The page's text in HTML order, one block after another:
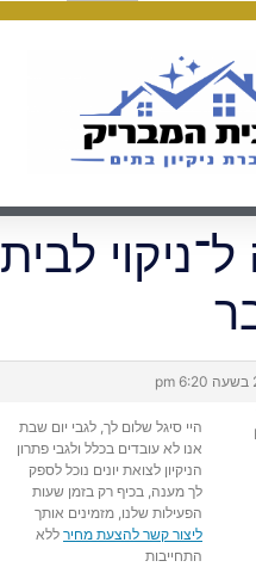
היי סיגל שלום לך, לגבי יום שבת
אנו לא עובדים בכלל ולגבי פתרון
הניקיון לצואת יונים נוכל לספק
לך מענה, בכיף רק בזמן שעות
הפעילות שלנו, מזמינים אותך
ליצור קשר להצעת מחיר ללא
התחייבות